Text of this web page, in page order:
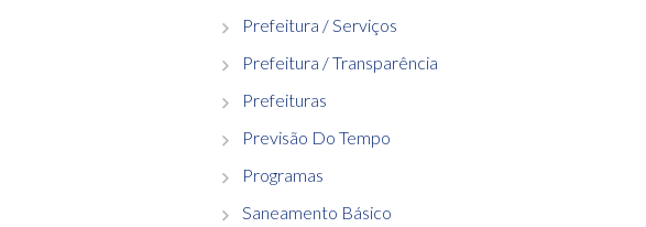
Prefeitura / Serviços
Prefeitura / Transparência
Prefeituras
Previsão Do Tempo
Programas
Saneamento Básico